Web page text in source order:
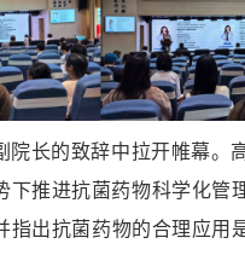
院长的致辞中拉开帷幕。
下推进抗菌药物科学化管
指出抗菌药物的合理应用